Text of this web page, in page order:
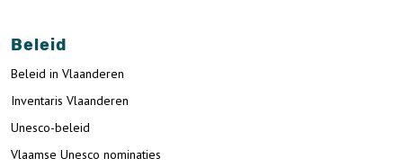
Beleid
Beleid in Vlaanderen
Inventaris Vlaanderen
Unesco-beleid
Vlaamse Unesco nominaties